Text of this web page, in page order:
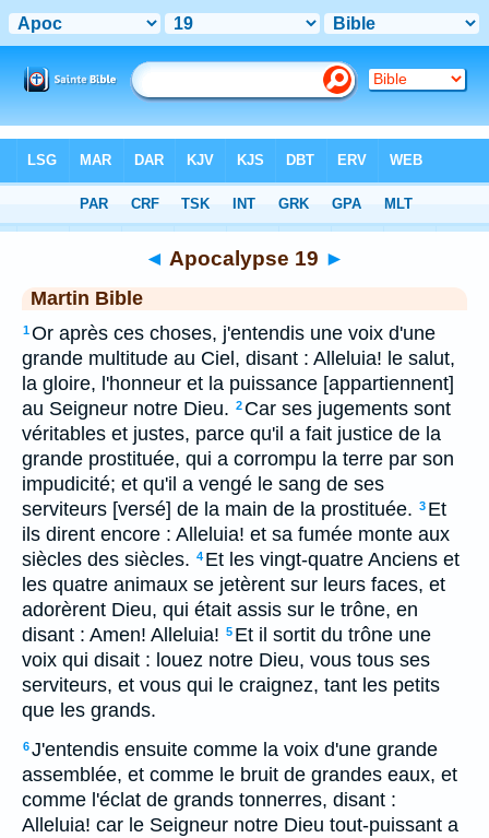
> Apocalypse 19
◄ Apocalypse 19 ►
Martin Bible
1Or après ces choses, j'entendis une voix d'une
grande multitude au Ciel, disant : Alleluia! le salut,
la gloire, l'honneur et la puissance [appartiennent]
au Seigneur notre Dieu. 2 Car ses jugements sont
véritables et justes, parce qu'il a fait justice de la
grande prostituée, qui a corrompu la terre par son
impudicité; et qu'il a vengé le sang de ses
serviteurs [versé] de la main de la prostituée. 3 Et
ils dirent encore : Alleluia! et sa fumée monte aux
siècles des siècles. 4 Et les vingt-quatre Anciens et
les quatre animaux se jetèrent sur leurs faces, et
adorèrent Dieu, qui était assis sur le trône, en
disant : Amen! Alleluia! 5 Et il sortit du trône une
voix qui disait : louez notre Dieu, vous tous ses
serviteurs, et vous qui le craignez, tant les petits
que les grands.
6J'entendis ensuite comme la voix d'une grande
assemblée, et comme le bruit de grandes eaux, et
comme l'éclat de grands tonnerres, disant :
Alleluia! car le Seigneur notre Dieu tout-puissant a